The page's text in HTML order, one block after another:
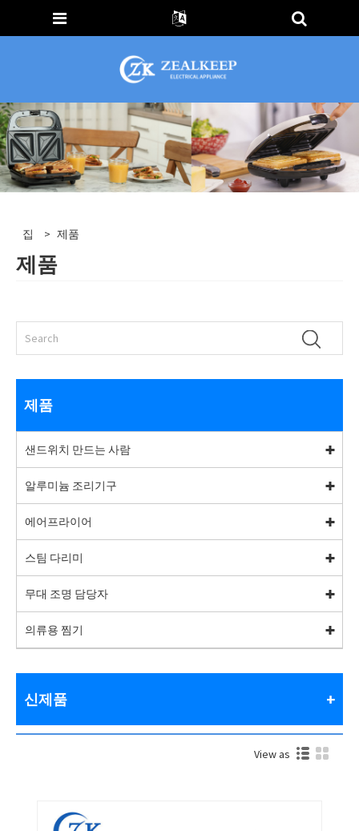
집 > 제품
제품
제품
샌드위치 만드는 사람
알루미늄 조리기구
에어프라이어
스팀 다리미
무대 조명 담당자
의류용 찜기
신제품
View as